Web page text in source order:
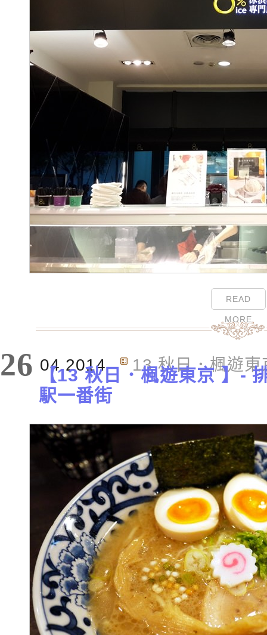
READ
MORE
26 04.2014 13 秋日．楓遊東
【13 秋日．楓遊東京 】-
駅一番街